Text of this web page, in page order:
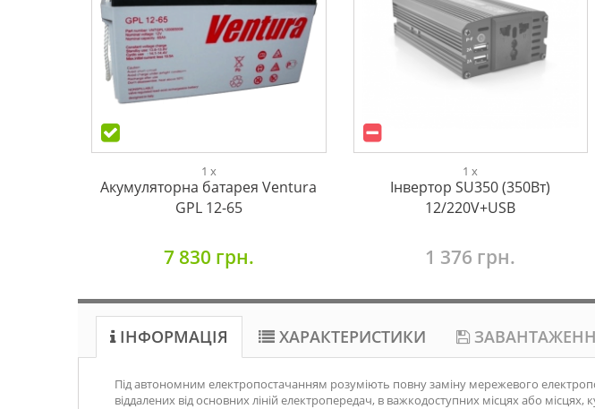
1 x
Акумуляторна батарея Ventura
GPL 12-65
7 830 грн.
1 x
Інвертор SU350 (350Вт)
12/220V+USB
1 376 грн.
ІНФОРМАЦІЯ ХАРАКТЕРИСТИКИ
Під автономним електропостачанням розуміють повну заміну мережевого
віддалених від основних ліній електропередач, в важкодоступних місцях або